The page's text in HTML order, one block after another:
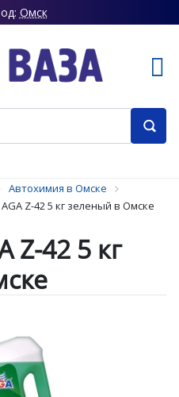
Омск
Автохимия в Омске
Z-42 5 кг зеленый в Омске
Z-42 5 кг